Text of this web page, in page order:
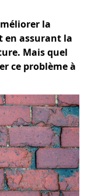
la
en assurant la
Mais quel
ce problème à